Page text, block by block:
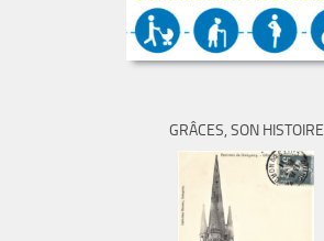
GRÂCES, SON HISTOIRE